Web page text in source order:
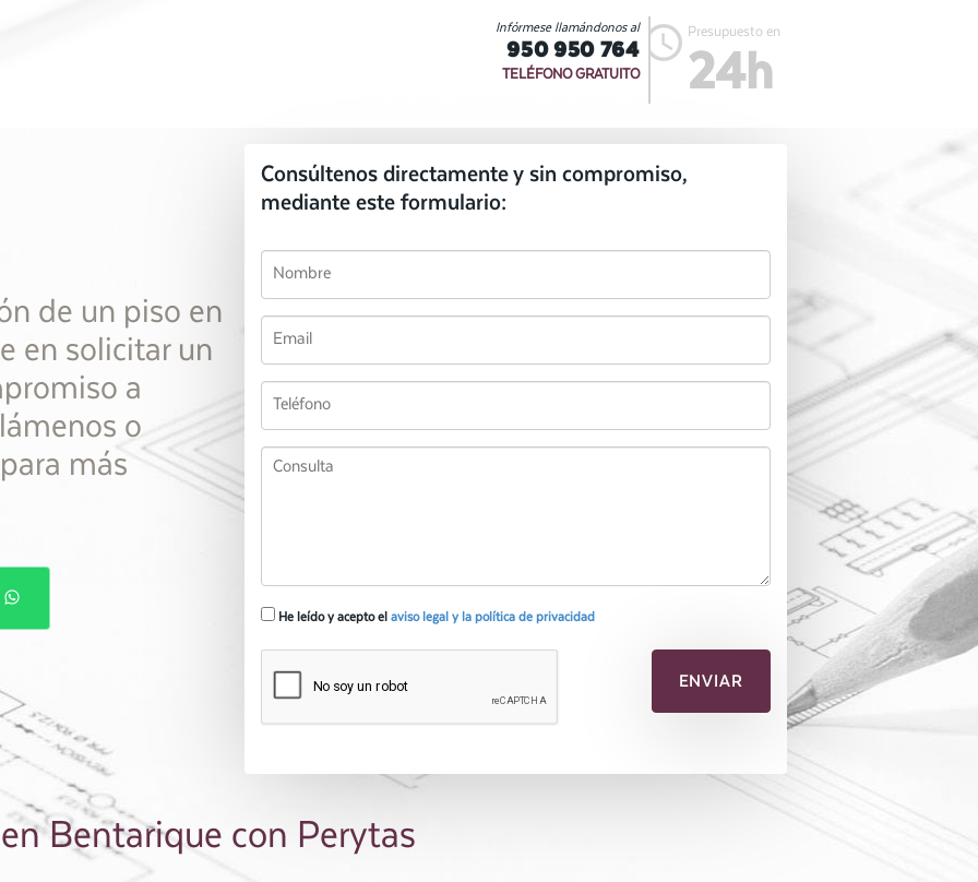
Presupuesto en
24h
Infórmese llamándonos al
950 950 764
TELÉFONO GRATUITO
de un piso en
en solicitar un
a
o
más
Consúltenos directamente y sin compromiso,
mediante este formulario:
He leído y acepto el aviso legal y la política de privacidad
Bentarique con Perytas